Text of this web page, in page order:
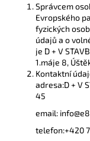
Správcem
Evropského
fyzických
údajů a o
je D + V
1.máje 8,
Kontaktní
adresa:D + V
45
email:
telefon:+420